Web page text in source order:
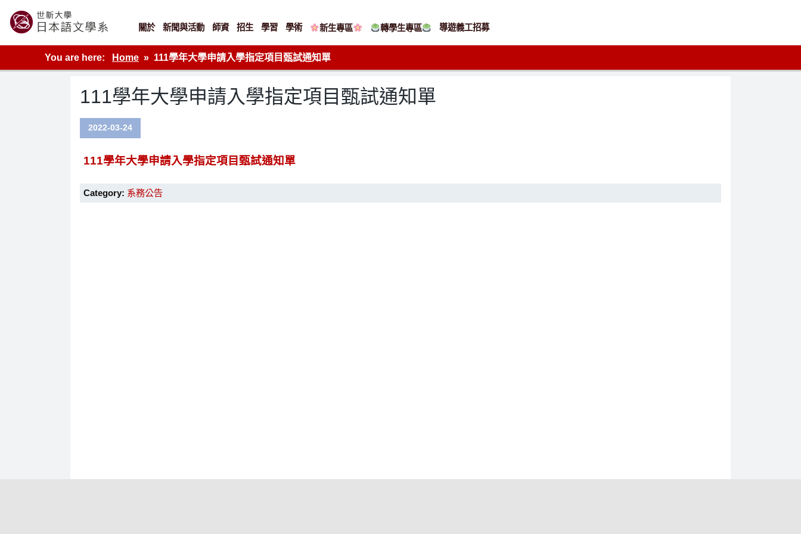
content
世新大學教學單位的網站
關於 新聞與活動 師資 招生 學習 學術 新生專區 轉學生專區 導遊義工招募
You are here: Home 111學年大學申請入學指定項目甄試通知單
111學年大學申請入學指定項目甄試通知單
2022-03-24
111學年大學申請入學指定項目甄試通知單
Category: 系務公告